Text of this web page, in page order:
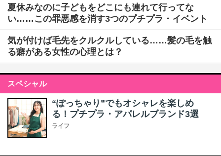
夏休みなのに子どもをどこにも連れて行ってな
い……この罪悪感を消す3つのプチプラ・イベント
気が付けば毛先をクルクルしている……髪の毛を触
る癖がある女性の心理とは？
スペシャル
“ぽっちゃり”でもオシャレを楽しめ
る！プチプラ・アパレルブランド3選
ライフ